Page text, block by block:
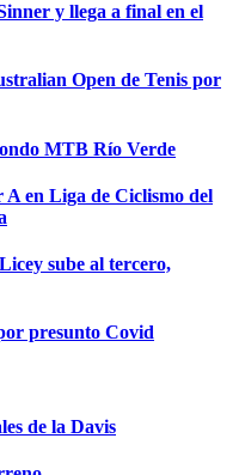
y llega a final en el
Open de Tenis por
MTB Río Verde
A en Liga de Ciclismo del
sube al tercero,
presunto Covid
de la Davis